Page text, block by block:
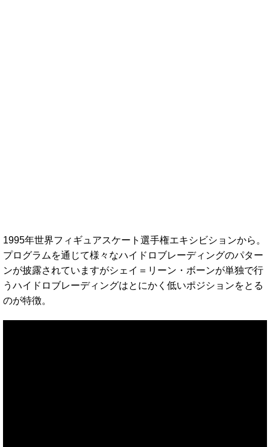
1995年世界フィギュアスケート選手権エキシビションから。
プログラムを通じて様々なハイドロブレーディングのパター
ンが披露されていますがシェイ＝リーン・ボーンが単独で行
うハイドロブレーディングはとにかく低いポジションをとる
のが特徴。